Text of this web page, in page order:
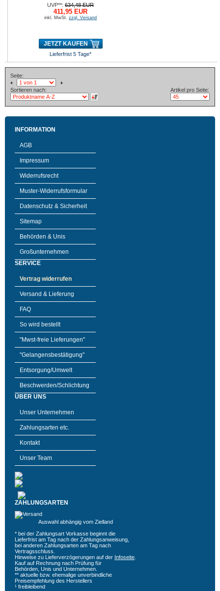
UVP**:634,48 EUR
411,95 EUR
inkl. MwSt.zzgl. Versand
JETZT KAUFEN
Lieferfrist 5 Tage*
Seite:
Sortieren nach: Artikel pro Seite:
INFORMATION
AGB
Impressum
Widerrufsrecht
Muster-Widerrufsformular
Datenschutz & Sicherheit
Sitemap
Behörden & Unis
Großunternehmen
SERVICE
Vertrag widerrufen
Versand & Lieferung
FAQ
So wird bestellt
"Mwst-freie Lieferungen"
"Gelangensbestätigung"
Entsorgung/Umwelt
Beschwerden/Schlichtung
ÜBER UNS
Unser Unternehmen
Zahlungsarten etc.
Kontakt
Unser Team
ZAHLUNGSARTEN
Auswahl abhängig vom Zielland
* bei der Zahlungsart Vorkasse beginnt die
Lieferfrist am Tag nach der Zahlungsanweisung,
bei anderen Zahlungsarten am Tag nach
Vertragsschluss.
Hinweise zu Lieferverzögerungen auf der Infoseite
Kauf auf Rechnung nach Prüfung für
Behörden, Unis und Unternehmen.
** aktuelle bzw. ehemalige unverbindliche
Preisempfehlung des Herstellers
¹ freibleibend